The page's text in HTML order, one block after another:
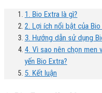
1. Bio Extra là gì?
2. Lợi ích nổi bật của Bio
3. Hướng dẫn sử dụng
4. Vì sao nên chọn men
yến Bio Extra?
5. Kết luận